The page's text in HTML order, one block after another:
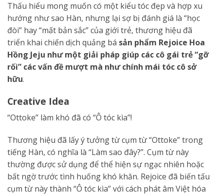
Thấu hiểu mong muốn có một kiểu tóc đẹp và hợp xu
hướng như sao Hàn, nhưng lại sợ bị đánh giá là “học
đòi” hay “mất bản sắc” của giới trẻ, thương hiệu đã
triển khai chiến dịch quảng bá sản phẩm Rejoice Hoa
Hồng Jeju như một giải pháp giúp các cô gái trẻ “gỡ
rối” các vấn đề mượt mà như chính mái tóc cô sở
hữu.
Creative Idea
“Ottoke” làm khó đã có “Ô tóc kìa”!
Thương hiệu đã lấy ý tưởng từ cụm từ “Ottoke” trong
tiếng Hàn, có nghĩa là “Làm sao đây?”. Cụm từ này
thường được sử dụng để thể hiện sự ngạc nhiên hoặc
bất ngờ trước tình huống khó khăn. Rejoice đã biến tấu
cụm từ này thành “Ô tóc kìa” với cách phát âm Việt hóa